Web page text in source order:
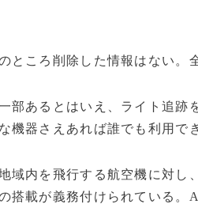
ころ削除した情報はない。
部あるとはいえ、ライト追跡
機器さえあれば誰でも利用で
域内を飛行する航空機に対し
搭載が義務付けられている。